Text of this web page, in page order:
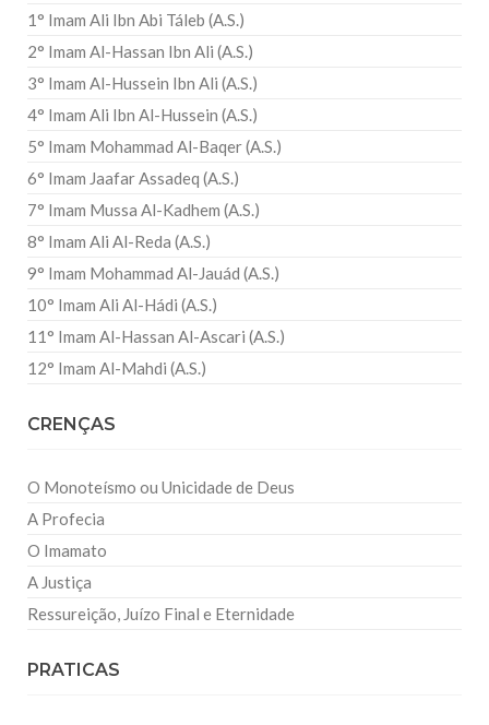
1° Imam Ali Ibn Abi Táleb (A.S.)
2° Imam Al-Hassan Ibn Ali (A.S.)
3° Imam Al-Hussein Ibn Ali (A.S.)
4° Imam Ali Ibn Al-Hussein (A.S.)
5° Imam Mohammad Al-Baqer (A.S.)
6° Imam Jaafar Assadeq (A.S.)
7° Imam Mussa Al-Kadhem (A.S.)
8° Imam Ali Al-Reda (A.S.)
9° Imam Mohammad Al-Jauád (A.S.)
10° Imam Ali Al-Hádi (A.S.)
11° Imam Al-Hassan Al-Ascari (A.S.)
12° Imam Al-Mahdi (A.S.)
CRENÇAS
O Monoteísmo ou Unicidade de Deus
A Profecia
O Imamato
A Justiça
Ressureição, Juízo Final e Eternidade
PRATICAS